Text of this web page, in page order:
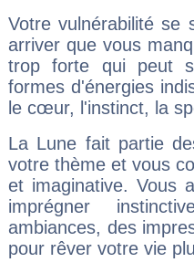
Votre vulnérabilité se
arriver que vous
trop forte qui peut
formes d'énergies
le cœur, l'instinct, la
La Lune fait partie
votre thème et vous
et imaginative. Vous
imprégner
ambiances, des
pour rêver votre vie